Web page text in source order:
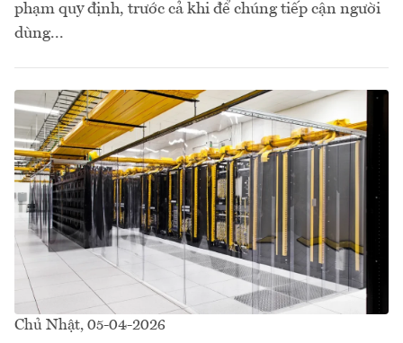
phạm quy định, trước cả khi để chúng tiếp cận người
dùng...
Chủ Nhật, 05-04-2026